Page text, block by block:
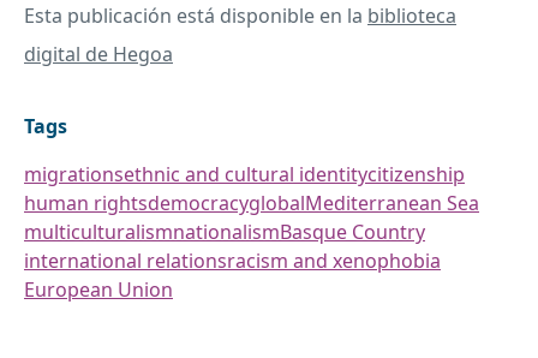
Esta publicación está disponible en la biblioteca
digital de Hegoa
Tags
migrationsethnic and cultural identitycitizenship
human rightsdemocracyglobalMediterranean Sea
multiculturalismnationalismBasque Country
international relationsracism and xenophobia
European Union